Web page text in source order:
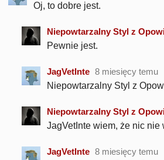
Oj, to dobre jest.
Niepowtarzalny Styl z
Pewnie jest.
JagVetInte 8 miesięcy temu
Niepowtarzalny Styl z
Niepowtarzalny Styl z
JagVetInte wiem, że nic nie
JagVetInte 8 miesięcy temu